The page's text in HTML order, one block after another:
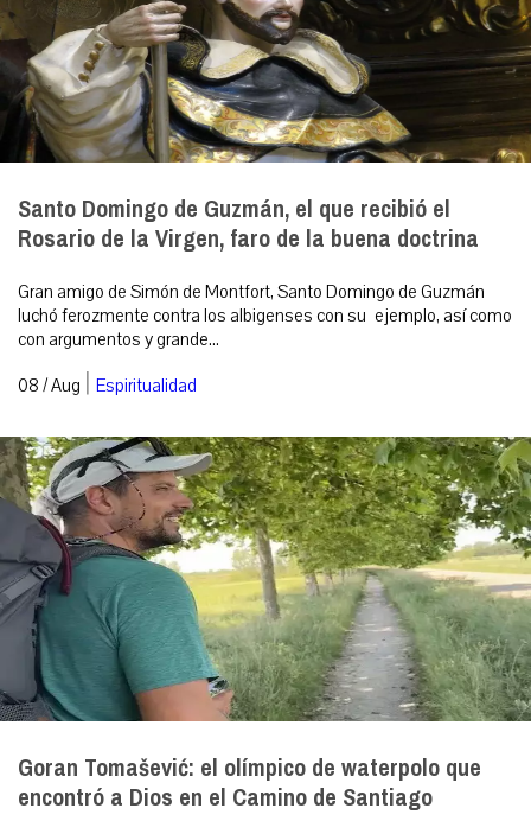
Santo Domingo de Guzmán, el que recibió el
Rosario de la Virgen, faro de la buena doctrina
Gran amigo de Simón de Montfort, Santo Domingo de Guzmán
luchó ferozmente contra los albigenses con su ejemplo, así como
con argumentos y grande...
08 / Aug | Espiritualidad
Goran Tomašević: el olímpico de waterpolo que
encontró a Dios en el Camino de Santiago